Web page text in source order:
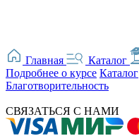
Главная Каталог
Подробнее о курсе Каталог
Благотворительность
СВЯЗАТЬСЯ С НАМИ